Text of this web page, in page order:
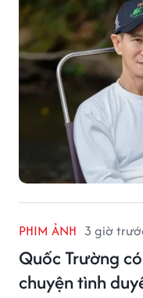
PHIM ẢNH 3 giờ
Quốc Trường
chuyện tình